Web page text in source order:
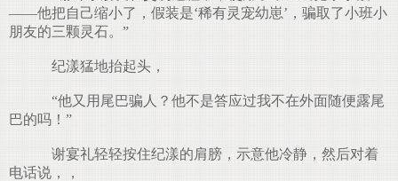
——他把自己缩小了，假装是‘稀有灵宠幼崽’，骗取了小班小
朋友的三颗灵石。”
纪漾猛地抬起头，
“他又用尾巴骗人？他不是答应过我不在外面随便露尾
巴的吗！”
谢宴礼轻轻按住纪漾的肩膀，示意他冷静，然后对着
电话说，，